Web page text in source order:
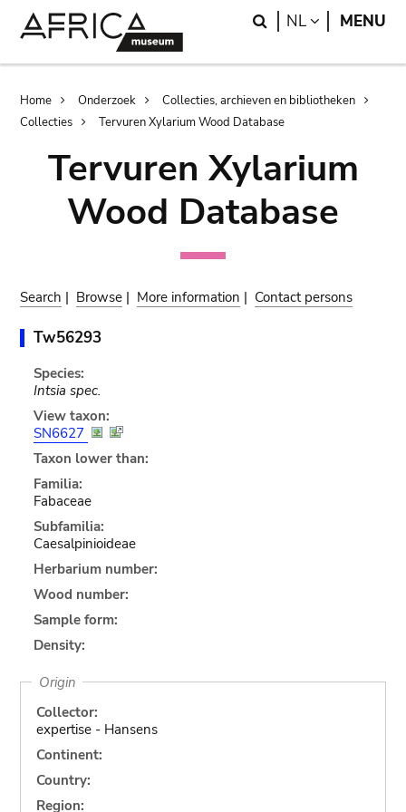
Search
NL LANGUAGE
MENU
Breadcrumb
Home Onderzoek
Collecties, archieven en bibliotheken
Collecties
Tervuren Xylarium Wood Database
Tervuren Xylarium
Wood Database
Search | Browse | More information | Contact persons
Tw56293
Species:
Intsia spec.
View taxon:
SN6627
Taxon lower than:
Familia:
Fabaceae
Subfamilia:
Caesalpinioideae
Herbarium number:
Wood number:
Sample form:
Density:
Origin
Collector:
expertise - Hansens
Continent:
Country:
Region: